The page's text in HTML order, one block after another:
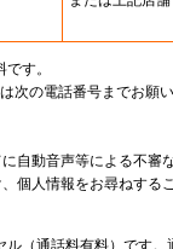
す。
次の電話番号までお願
自動音声等による不審
個人情報をお尋ねする